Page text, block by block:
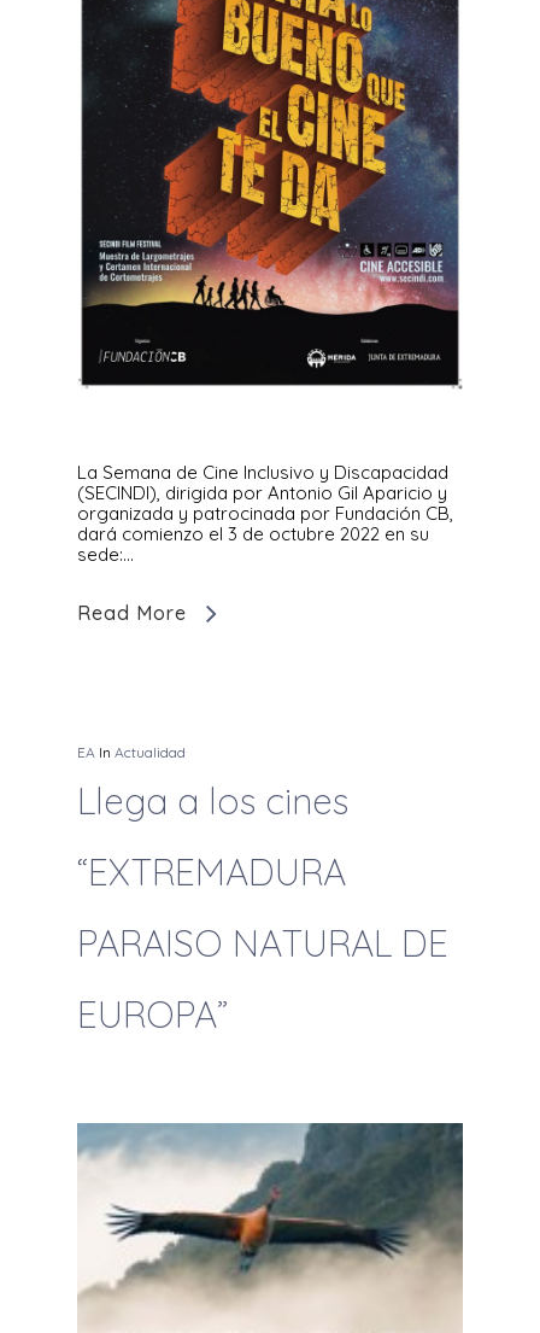
La Semana de Cine Inclusivo y Discapacidad
(SECINDI), dirigida por Antonio Gil Aparicio y
organizada y patrocinada por Fundación CB,
dará comienzo el 3 de octubre 2022 en su
sede:…
Read More
EA In Actualidad
Llega a los cines
“EXTREMADURA
PARAISO NATURAL DE
EUROPA”